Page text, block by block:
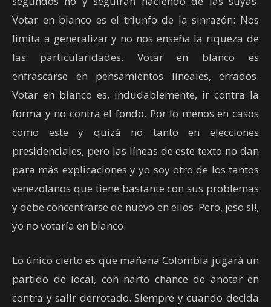
Votar en blanco es el triunfo de la sinrazón: Nos
limita a generalizar y no nos enseña la riqueza de
las particularidades. Votar en blanco es
enfrascarse en pensamientos lineales, errados.
Votar en blanco es, indudablemente, ir contra la
forma y no contra el fondo. Por lo menos en casos
como este y quizá no tanto en elecciones
presidenciales, pero las líneas de este texto no dan
para más explicaciones y yo soy otro de los tantos
venezolanos que tiene bastante con sus problemas
y debe concentrarse de nuevo en ellos. Pero, ¡eso sí!,
yo no votaría en blanco.
Lo único cierto es que mañana Colombia jugará un
partido de local, con harto chance de anotar en
contra y salir derrotado. Siempre y cuando decida